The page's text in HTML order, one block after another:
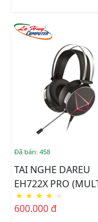
Đã bán: 458
TAI NGHE DAREU
EH722X PRO
LED)
★ ★ ★ ★ ☆
600.000 đ